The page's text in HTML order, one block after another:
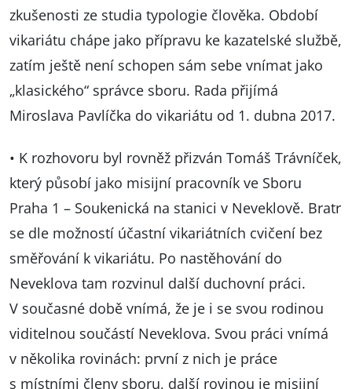
zkušenosti ze studia typologie člověka. Období
vikariátu chápe jako přípravu ke kazatelské službě,
zatím ještě není schopen sám sebe vnímat jako
„klasického“ správce sboru. Rada přijímá
Miroslava Pavlíčka do vikariátu od 1. dubna 2017.
• K rozhovoru byl rovněž přizván Tomáš Trávníček,
který působí jako misijní pracovník ve Sboru
Praha 1 – Soukenická na stanici v Neveklově. Bratr
se dle možností účastní vikariátních cvičení bez
směřování k vikariátu. Po nastěhování do
Neveklova tam rozvinul další duchovní práci.
V současné době vnímá, že je i se svou rodinou
viditelnou součástí Neveklova. Svou práci vnímá
v několika rovinách: první z nich je práce
s místními členy sboru, další rovinou je misijní